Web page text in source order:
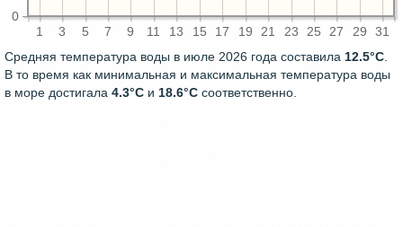
1 3 5 7 9 11 13 15 17 19 21 23 25 27 29 31
0
Средняя температура воды в июле 2026 года составила 12.5°C.
В то время как минимальная и максимальная температура воды
в море достигала 4.3°C и 18.6°C соответственно.